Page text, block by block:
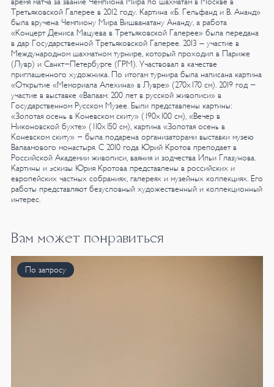
Третьяковской Галерее в 2012 году. Картина «Б. Гельфанд и В. Ананд»
была вручена Чемпиону Мира Вишванатану Ананду, а работа
«Концерт Дениса Мацуева в Третьяковской Галерее» была передана
в дар Государственной Третьяковской Галерее. 2013 – участие в
Международном шахматном турнире, который проходил в Париже
(Лувр) и Санкт-Петербурге (ГРМ). Участвовал в качестве
приглашенного художника. По итогам турнира была написана картина
«Открытие «Мемориала Алехина» в Лувре» (270х170 см). 2019 год -
участие в выставке «Валаам: 200 лет в русской живописи» в
Государственном Русском Музее. Были представлены картины:
«Золотая осень в Коневском скиту» (190х100 см), «Вечер в
Никоновской бухте» (110х150 см), картина «Золотая осень в
Коневском скиту» - была подарена организаторами выставки музею
Валаамового монастыря. С 2010 года Юрий Кротов преподает в
Российской Академии живописи, ваяния и зодчества Ильи Глазунова.
Картины и эскизы Юрия Кротова представлены в российских и
европейских частных собраниях, галереях и музейных коллекциях. Его
работы представляют безусловный художественный и коллекционный
интерес.
Вам может понравиться
По запросу